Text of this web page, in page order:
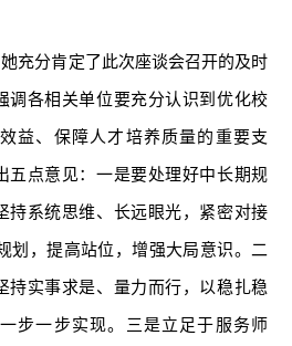
充分肯定了此次座谈会召开的及时
调各相关单位要充分认识到优化校
益、保障人才培养质量的重要支
五点意见：一是要处理好中长期规
持系统思维、长远眼光，紧密对接
划，提高站位，增强大局意识。二
持实事求是、量力而行，以稳扎稳
步一步实现。三是立足于服务师